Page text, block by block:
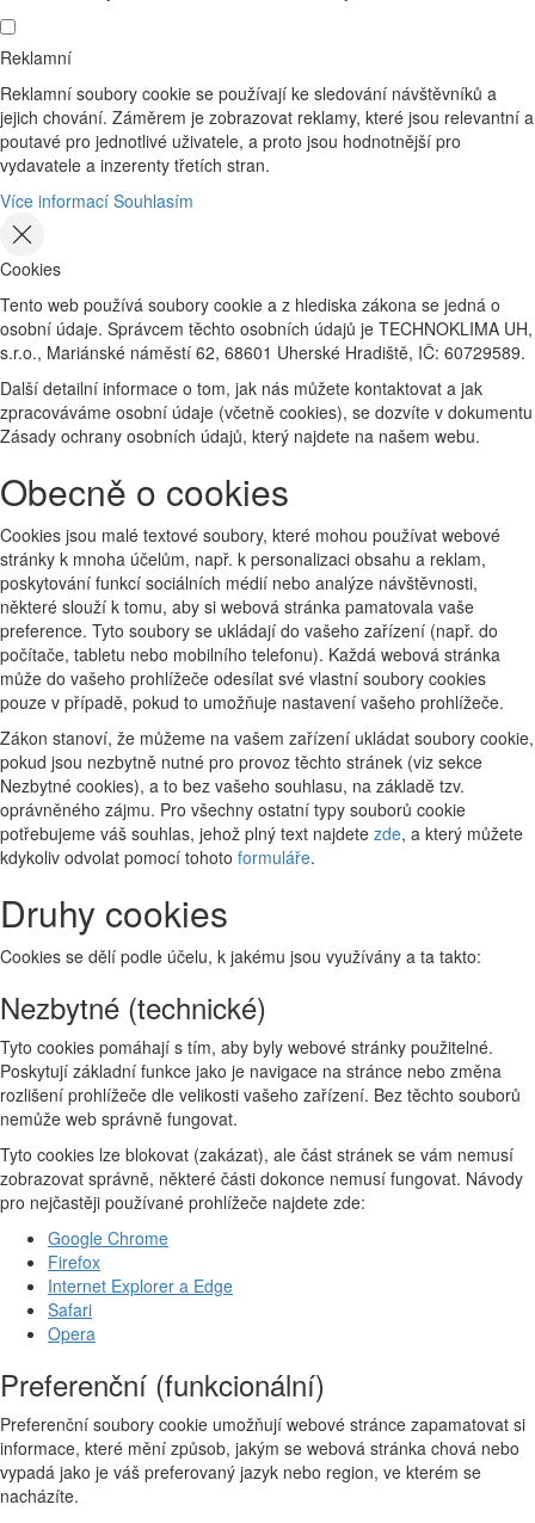
Reklamní
Reklamní soubory cookie se používají ke sledování návštěvníků a
jejich chování. Záměrem je zobrazovat reklamy, které jsou relevantní a
poutavé pro jednotlivé uživatele, a proto jsou hodnotnější pro
vydavatele a inzerenty třetích stran.
Více informací Souhlasím
Cookies
Tento web používá soubory cookie a z hlediska zákona se jedná o
osobní údaje. Správcem těchto osobních údajů je TECHNOKLIMA UH,
s.r.o., Mariánské náměstí 62, 68601 Uherské Hradiště, IČ: 60729589.
Další detailní informace o tom, jak nás můžete kontaktovat a jak
zpracováváme osobní údaje (včetně cookies), se dozvíte v dokumentu
Zásady ochrany osobních údajů, který najdete na našem webu.
Obecně o cookies
Cookies jsou malé textové soubory, které mohou používat webové
stránky k mnoha účelům, např. k personalizaci obsahu a reklam,
poskytování funkcí sociálních médií nebo analýze návštěvnosti,
některé slouží k tomu, aby si webová stránka pamatovala vaše
preference. Tyto soubory se ukládají do vašeho zařízení (např. do
počítače, tabletu nebo mobilního telefonu). Každá webová stránka
může do vašeho prohlížeče odesílat své vlastní soubory cookies
pouze v případě, pokud to umožňuje nastavení vašeho prohlížeče.
Zákon stanoví, že můžeme na vašem zařízení ukládat soubory cookie,
pokud jsou nezbytně nutné pro provoz těchto stránek (viz sekce
Nezbytné cookies), a to bez vašeho souhlasu, na základě tzv.
oprávněného zájmu. Pro všechny ostatní typy souborů cookie
potřebujeme váš souhlas, jehož plný text najdete zde, a který můžete
kdykoliv odvolat pomocí tohoto formuláře.
Druhy cookies
Cookies se dělí podle účelu, k jakému jsou využívány a ta takto:
Nezbytné (technické)
Tyto cookies pomáhají s tím, aby byly webové stránky použitelné.
Poskytují základní funkce jako je navigace na stránce nebo změna
rozlišení prohlížeče dle velikosti vašeho zařízení. Bez těchto souborů
nemůže web správně fungovat.
Tyto cookies lze blokovat (zakázat), ale část stránek se vám nemusí
zobrazovat správně, některé části dokonce nemusí fungovat. Návody
pro nejčastěji používané prohlížeče najdete zde:
Google Chrome
Firefox
Internet Explorer a Edge
Safari
Opera
Preferenční (funkcionální)
Preferenční soubory cookie umožňují webové stránce zapamatovat si
informace, které mění způsob, jakým se webová stránka chová nebo
vypadá jako je váš preferovaný jazyk nebo region, ve kterém se
nacházíte.